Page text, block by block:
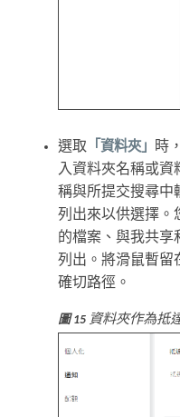
選取 「資料夾」 時，
入資料夾名稱或資
稱與所提交搜尋中
列出來以供選擇。
的檔案、與我共享
列出。將滑鼠暫留
確切路徑。
圖 15 資料夾作為抵